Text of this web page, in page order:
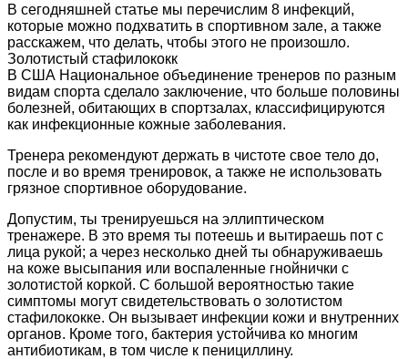
В сегодняшней статье мы перечислим 8 инфекций,
которые можно подхватить в спортивном зале, а также
расскажем, что делать, чтобы этого не произошло.
Золотистый стафилококк
В США Национальное объединение тренеров по разным
видам спорта сделало заключение, что больше половины
болезней, обитающих в спортзалах, классифицируются
как инфекционные кожные заболевания.
Тренера рекомендуют держать в чистоте свое тело до,
после и во время тренировок, а также не использовать
грязное спортивное оборудование.
Допустим, ты тренируешься на эллиптическом
тренажере. В это время ты потеешь и вытираешь пот с
лица рукой; а через несколько дней ты обнаруживаешь
на коже высыпания или воспаленные гнойнички с
золотистой коркой. С большой вероятностью такие
симптомы могут свидетельствовать о золотистом
стафилококке. Он вызывает инфекции кожи и внутренних
органов. Кроме того, бактерия устойчива ко многим
антибиотикам, в том числе к пенициллину.